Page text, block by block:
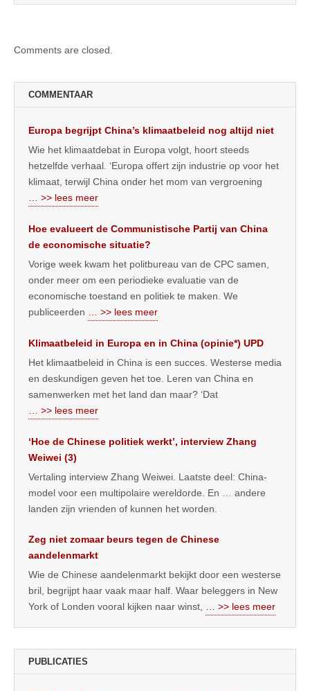
Comments are closed.
COMMENTAAR
Europa begrijpt China’s klimaatbeleid nog altijd niet
Wie het klimaatdebat in Europa volgt, hoort steeds
hetzelfde verhaal. ‘Europa offert zijn industrie op voor het
klimaat, terwijl China onder het mom van vergroening
… >> lees meer
Hoe evalueert de Communistische Partij van China
de economische situatie?
Vorige week kwam het politbureau van de CPC samen,
onder meer om een periodieke evaluatie van de
economische toestand en politiek te maken. We
publiceerden … >> lees meer
Klimaatbeleid in Europa en in China (opinie*) UPD
Het klimaatbeleid in China is een succes. Westerse media
en deskundigen geven het toe. Leren van China en
samenwerken met het land dan maar? ‘Dat
… >> lees meer
‘Hoe de Chinese politiek werkt’, interview Zhang
Weiwei (3)
Vertaling interview Zhang Weiwei. Laatste deel: China-
model voor een multipolaire wereldorde. En … andere
landen zijn vrienden of kunnen het worden.
Zeg niet zomaar beurs tegen de Chinese
aandelenmarkt
Wie de Chinese aandelenmarkt bekijkt door een westerse
bril, begrijpt haar vaak maar half. Waar beleggers in New
York of Londen vooral kijken naar winst, … >> lees meer
PUBLICATIES